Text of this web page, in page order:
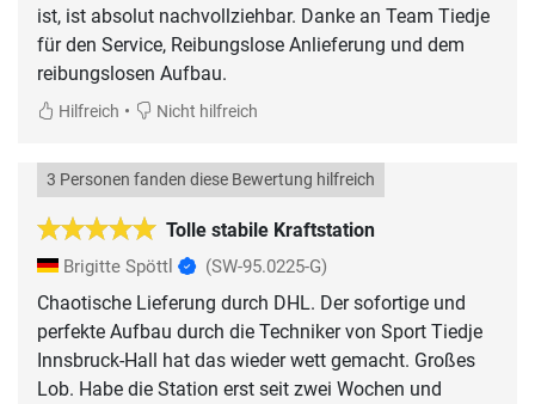
ist, ist absolut nachvollziehbar. Danke an Team Tiedje
für den Service, Reibungslose Anlieferung und dem
reibungslosen Aufbau.
Hilfreich • Nicht hilfreich
Tolle stabile Kraftstation
3 Personen fanden diese Bewertung hilfreich
Brigitte Spöttl (SW-95.0225-G)
Chaotische Lieferung durch DHL. Der sofortige und
perfekte Aufbau durch die Techniker von Sport Tiedje
Innsbruck-Hall hat das wieder wett gemacht. Großes
Lob. Habe die Station erst seit zwei Wochen und